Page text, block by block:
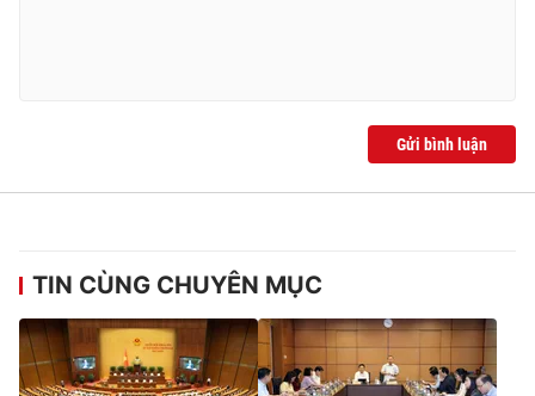
Gửi bình luận
TIN CÙNG CHUYÊN MỤC